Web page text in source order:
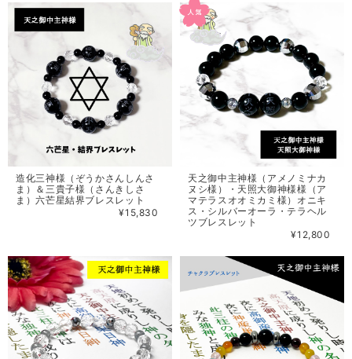
造化三神様（ぞうかさんしんさ
ま）＆三貴子様（さんきしさ
ま）六芒星結界ブレスレット
¥15,830
天之御中主神様（アメノミナカ
ヌシ様）・天照大御神様様（ア
マテラスオオミカミ様）オニキ
ス・シルバーオーラ・テラヘル
ツブレスレット
¥12,800